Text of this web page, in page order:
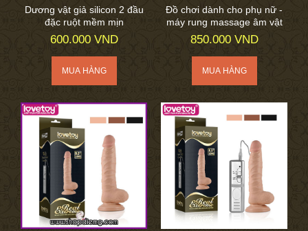
Dương vật giả silicon 2 đầu
đặc ruột mềm mịn
600.000 VND
Đồ chơi dành cho phụ nữ -
máy rung massage âm vật
850.000 VND